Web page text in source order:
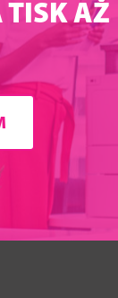
TISK AŽ